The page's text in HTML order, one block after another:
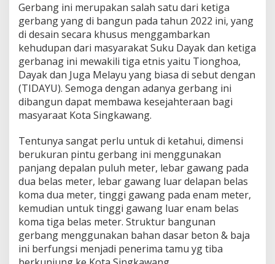
Gerbang ini merupakan salah satu dari ketiga
gerbang yang di bangun pada tahun 2022 ini, yang
di desain secara khusus menggambarkan
kehudupan dari masyarakat Suku Dayak dan ketiga
gerbanag ini mewakili tiga etnis yaitu Tionghoa,
Dayak dan Juga Melayu yang biasa di sebut dengan
(TIDAYU). Semoga dengan adanya gerbang ini
dibangun dapat membawa kesejahteraan bagi
masyaraat Kota Singkawang.
Tentunya sangat perlu untuk di ketahui, dimensi
berukuran pintu gerbang ini menggunakan
panjang depalan puluh meter, lebar gawang pada
dua belas meter, lebar gawang luar delapan belas
koma dua meter, tinggi gawang pada enam meter,
kemudian untuk tinggi gawang luar enam belas
koma tiga belas meter. Struktur bangunan
gerbang menggunakan bahan dasar beton & baja
ini berfungsi menjadi penerima tamu yg tiba